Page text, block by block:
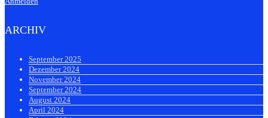
ARCHIV
September 2025
Dezember 2024
November 2024
September 2024
August 2024
April 2024